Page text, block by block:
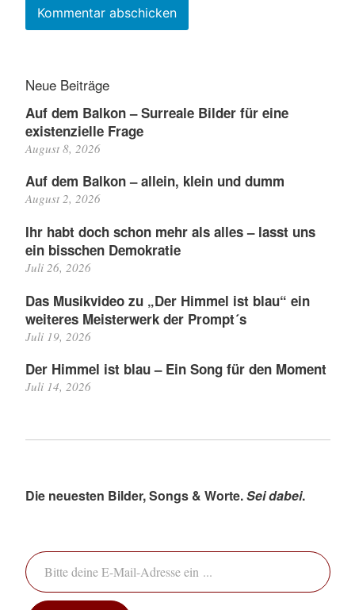
Neue Beiträge
Auf dem Balkon – Surreale Bilder für eine
existenzielle Frage
August 8, 2026
Auf dem Balkon – allein, klein und dumm
August 2, 2026
Ihr habt doch schon mehr als alles – lasst uns
ein bisschen Demokratie
Juli 26, 2026
Das Musikvideo zu „Der Himmel ist blau“ ein
weiteres Meisterwerk der Prompt´s
Juli 19, 2026
Der Himmel ist blau – Ein Song für den Moment
Juli 14, 2026
Die neuesten Bilder, Songs & Worte.Sei dabei.
Bitte deine E-Mail-Adresse ein ...